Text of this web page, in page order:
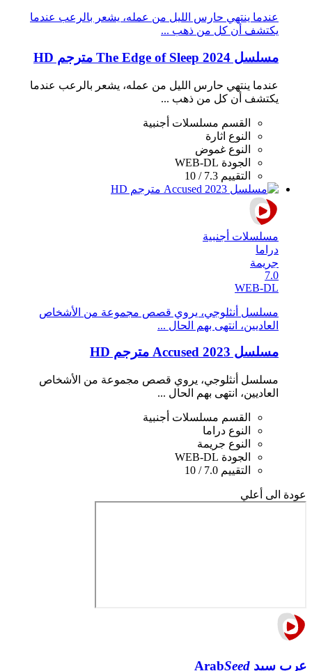
عندما ينتهي حارس الليل من عمله، يشعر بالرعب عندما
يكتشف أن كل من ذهب ...
مسلسل The Edge of Sleep 2024 مترجم HD
عندما ينتهي حارس الليل من عمله، يشعر بالرعب عندما
يكتشف أن كل من ذهب ...
القسم مسلسلات أجنبية
النوع اثارة
النوع غموض
الجودة WEB-DL
التقييم 7.3 / 10
مسلسلات أجنبية
دراما
جريمة
7.0
WEB-DL
مسلسل أنثلوجي، يروي قصص مجموعة من الأشخاص
العاديين، انتهى بهم الحال ...
مسلسل Accused 2023 مترجم HD
مسلسل أنثلوجي، يروي قصص مجموعة من الأشخاص
العاديين، انتهى بهم الحال ...
القسم مسلسلات أجنبية
النوع دراما
النوع جريمة
الجودة WEB-DL
التقييم 7.0 / 10
عودة الى أعلي
عرب سيد ArabSeed